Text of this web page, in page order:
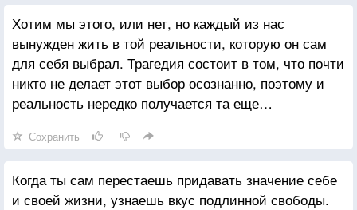
Хотим мы этого, или нет, но каждый из нас
вынужден жить в той реальности, которую он сам
для себя выбрал. Трагедия состоит в том, что почти
никто не делает этот выбор осознанно, поэтому и
реальность нередко получается та еще…
Сохранить
Когда ты сам перестаешь придавать значение себе
и своей жизни, узнаешь вкус подлинной свободы.